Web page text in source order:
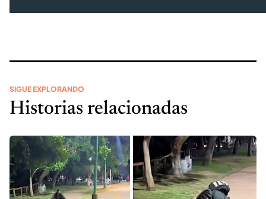
SIGUE EXPLORANDO
Historias relacionadas